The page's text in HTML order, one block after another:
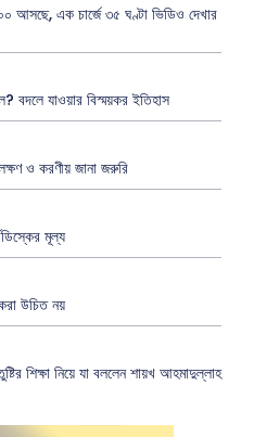
আসছে, এক চার্জে ৩৫ ঘণ্টা ভিডিও দেখার
যাওয়ার বিস্ময়কর ইতিহাস
ও করণীয় জানা জরুরি
মূল্য
উচিত নয়
শিক্ষা নিয়ে যা বললেন শায়খ আহমাদুল্লাহ